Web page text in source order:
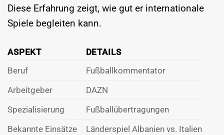
Diese Erfahrung zeigt, wie gut er internationale
Spiele begleiten kann.
ASPEKT
DETAILS
Beruf
Fußballkommentator
Arbeitgeber
DAZN
Spezialisierung
Fußballübertragungen
Bekannte Einsätze
Länderspiel Albanien vs. Italien